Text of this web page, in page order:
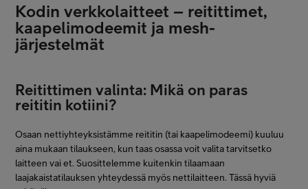
Kodin verkkolaitteet – reitittimet,
kaapelimodeemit ja mesh-
järjestelmät
Reitittimen valinta: Mikä on paras
reititin kotiini?
Osaan nettiyhteyksistämme reititin (tai kaapelimodeemi) kuuluu
aina mukaan tilaukseen, kun taas osassa voit valita tarvitsetko
laitteen vai et. Suosittelemme kuitenkin tilaamaan
laajakaistatilauksen yhteydessä myös nettilaitteen. Tässä hyviä